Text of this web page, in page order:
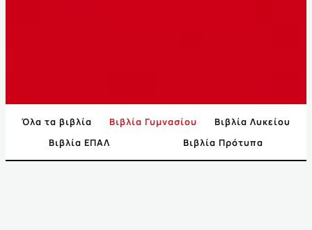
Όλα τα βιβλία Βιβλία Γυμνασίου
Βιβλία Λυκείου
Βιβλία ΕΠΑΛ
Βιβλία Πρότυπα